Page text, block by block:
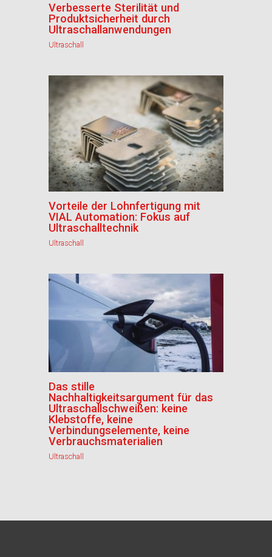
Verbesserte Sterilität und
Produktsicherheit durch
Ultraschallanwendungen
Ultraschall
Vorteile der Lohnfertigung mit
VIAL Automation: Fokus auf
Ultraschalltechnik
Ultraschall
Das stille
Nachhaltigkeitsargument für das
Ultraschallschweißen: keine
Klebstoffe, keine
Verbindungselemente, keine
Verbrauchsmaterialien
Ultraschall